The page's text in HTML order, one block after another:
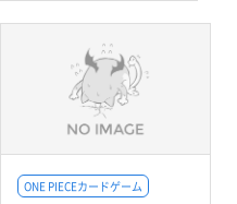
ONE PIECEカードゲーム